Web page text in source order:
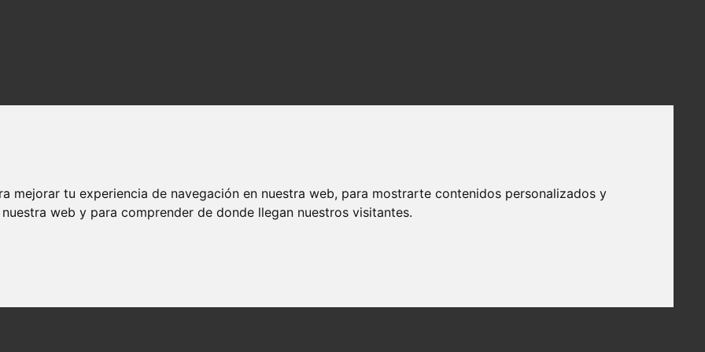
mejorar tu experiencia de navegación en nuestra web, para mostrarte contenidos personalizados y
web y para comprender de donde llegan nuestros visitantes.